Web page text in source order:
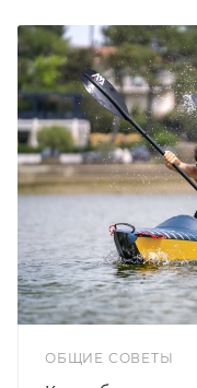
ОБЩИЕ СОВЕТЫ